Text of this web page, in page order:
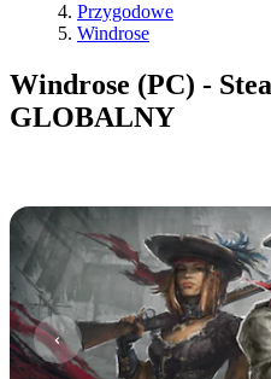
Przygodowe
Windrose
Windrose (PC) -
GLOBALNY